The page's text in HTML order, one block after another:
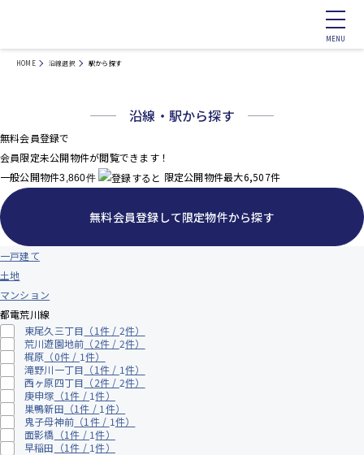
HOME 沿線選択 駅から探す
沿線・駅から探す
無料会員登録で
会員限定未公開物件が閲覧できます！
一般公開物件3,860件 限定公開物件最大6,507件
無料会員登録して限定物件から探す
一戸建て
土地
マンション
都電荒川線
東尾久三丁目 （1件 / 2件）
荒川遊園地前 （2件 / 2件）
梶原 （0件 / 1件）
滝野川一丁目 （1件 / 1件）
西ヶ原四丁目 （2件 / 2件）
庚申塚 （1件 / 1件）
巣鴨新田 （1件 / 1 件）
鬼子母神前 （1件 / 1件）
面影橋 （1件 / 1件）
早稲田 （1件 / 1件）